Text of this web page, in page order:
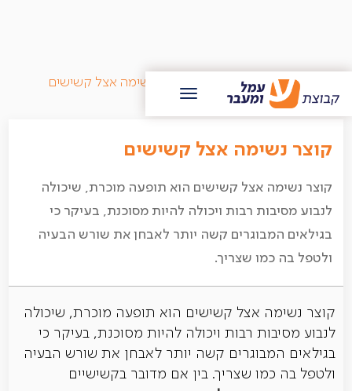
בלוג עמל ומעבר קוצר נשימה אצל קשישים
קוצר נשימה אצל קשישים
קוצר נשימה אצל קשישים הוא תופעה מוכרת, שיכולה
לנבוע מסיבות רבות ויכולה להיות מסוכנת, בעיקר כי
בגילאים המבוגרים קשה יותר לאבחן את שורש הבעיה
ולטפל בה כמו שצריך.
קוצר נשימה אצל קשישים הוא תופעה מוכרת, שיכולה
לנבוע מסיבות רבות ויכולה להיות מסוכנת, בעיקר כי
בגילאים המבוגרים קשה יותר לאבחן את שורש הבעיה
ולטפל בה כמו שצריך. בין אם מדובר בקשישיים